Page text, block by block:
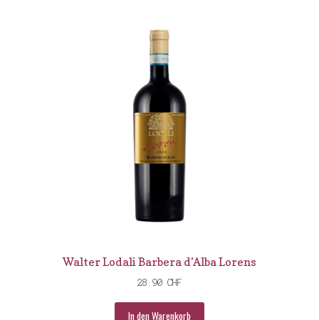
Walter Lodali Barbera d’Alba Lorens
28.90 CHF
In den Warenkorb